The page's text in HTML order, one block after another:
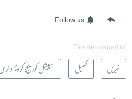
Follow us
This item is part of
خبریں کھیل اسپیشل کوریج: کرونا